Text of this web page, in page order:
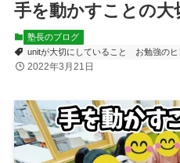
手を動かすことの大
塾長のブログ
unitが大切にしていること
お勉強のヒ
2022年3月21日